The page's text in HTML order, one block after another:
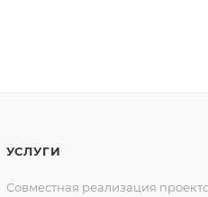
УСЛУГИ
Совместная реализация